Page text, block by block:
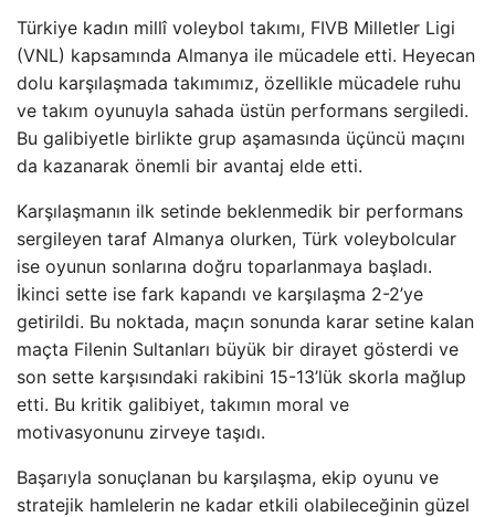
Türkiye kadın millî voleybol takımı, FIVB Milletler Ligi
(VNL) kapsamında Almanya ile mücadele etti. Heyecan
dolu karşılaşmada takımımız, özellikle mücadele ruhu
ve takım oyunuyla sahada üstün performans sergiledi.
Bu galibiyetle birlikte grup aşamasında üçüncü maçını
da kazanarak önemli bir avantaj elde etti.
Karşılaşmanın ilk setinde beklenmedik bir performans
sergileyen taraf Almanya olurken, Türk voleybolcular
ise oyunun sonlarına doğru toparlanmaya başladı.
İkinci sette ise fark kapandı ve karşılaşma 2-2’ye
getirildi. Bu noktada, maçın sonunda karar setine kalan
maçta Filenin Sultanları büyük bir dirayet gösterdi ve
son sette karşısındaki rakibini 15-13’lük skorla mağlup
etti. Bu kritik galibiyet, takımın moral ve
motivasyonunu zirveye taşıdı.
Başarıyla sonuçlanan bu karşılaşma, ekip oyunu ve
stratejik hamlelerin ne kadar etkili olabileceğinin güzel